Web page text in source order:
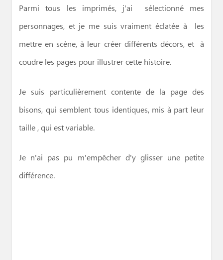
Parmi tous les imprimés, j'ai sélectionné mes
personnages, et je me suis vraiment éclatée à les
mettre en scène, à leur créer différents décors, et à
coudre les pages pour illustrer cette histoire.
Je suis particulièrement contente de la page des
bisons, qui semblent tous identiques, mis à part leur
taille , qui est variable.
Je n'ai pas pu m'empêcher d'y glisser une petite
différence.